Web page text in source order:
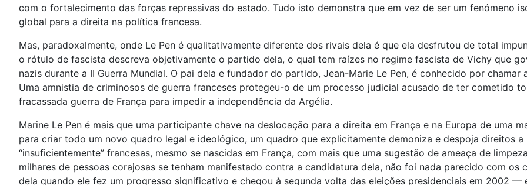
com o fortalecimento das forças repressivas do estado. Tudo isto demonstra que em vez de ser um fenómeno
global para a direita na política francesa.
Mas, paradoxalmente, onde Le Pen é qualitativamente diferente dos rivais dela é que ela desfrutou de total
o rótulo de fascista descreva objetivamente o partido dela, o qual tem raízes no regime fascista de Vichy que
nazis durante a II Guerra Mundial. O pai dela e fundador do partido, Jean-Marie Le Pen, é conhecido por chamar
Uma amnistia de criminosos de guerra franceses protegeu-o de um processo judicial acusado de ter cometido
fracassada guerra de França para impedir a independência da Argélia.
Marine Le Pen é mais que uma participante chave na deslocação para a direita em França e na Europa de uma
para criar todo um novo quadro legal e ideológico, um quadro que explicitamente demoniza e despoja direitos a
“insuficientemente” francesas, mesmo se nascidas em França, com mais que uma sugestão de ameaça de
milhares de pessoas corajosas se tenham manifestado contra a candidatura dela, não foi nada parecido com
dela quando ele fez um progresso significativo e chegou à segunda volta das eleições presidenciais em 2002